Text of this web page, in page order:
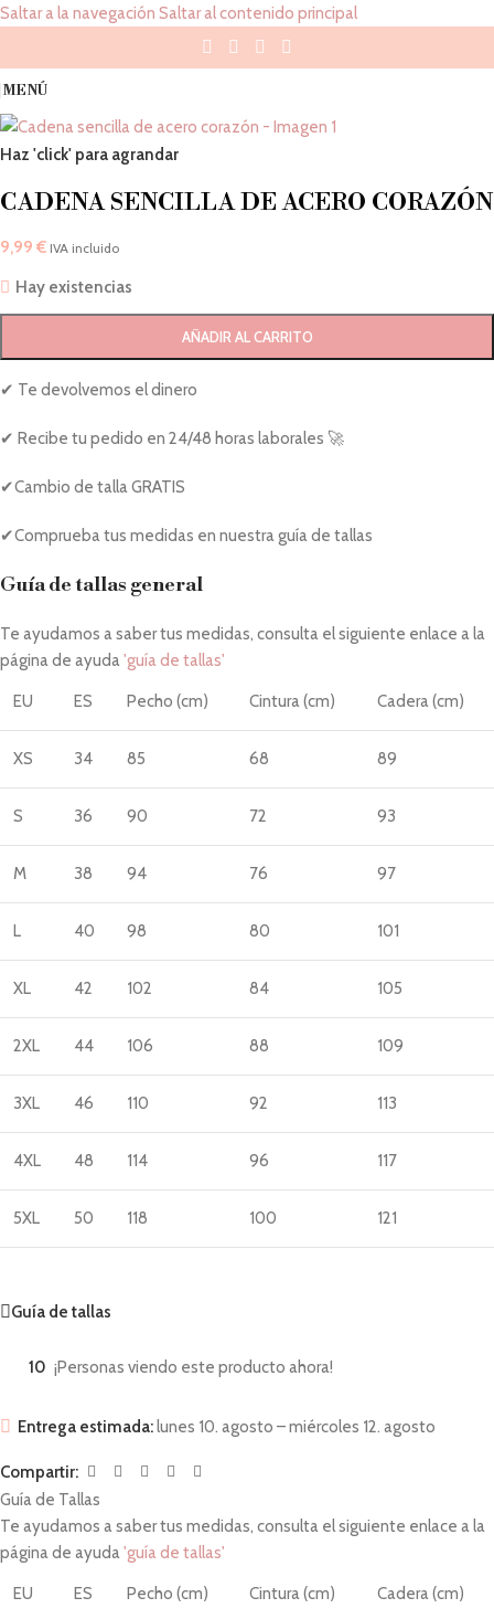
Saltar a la navegación Saltar al contenido principal
MENÚ
Haz 'click' para agrandar
CADENA SENCILLA DE ACERO CORAZÓN
9,99 € IVA incluido
Hay existencias
AÑADIR AL CARRITO
✔ Te devolvemos el dinero
✔ Recibe tu pedido en 24/48 horas laborales 🚀
✔Cambio de talla GRATIS
✔Comprueba tus medidas en nuestra guía de tallas
Guía de tallas general
Te ayudamos a saber tus medidas, consulta el siguiente enlace a la
página de ayuda'guía de tallas'
EU ES Pecho (cm) Cintura (cm) Cadera (cm)
XS 34 85 68 89
S 36 90 72 93
M 38 94 76 97
L 40 98 80 101
XL 42 102 84 105
2XL 44 106 88 109
3XL 46 110 92 113
4XL 48 114 96 117
5XL 50 118 100 121
Guía de tallas
10 ¡Personas viendo este producto ahora!
Entrega estimada:lunes 10. agosto – miércoles 12. agosto
Compartir:
Guía de Tallas
Te ayudamos a saber tus medidas, consulta el siguiente enlace a la
página de ayuda'guía de tallas'
EU ES Pecho (cm) Cintura (cm) Cadera (cm)